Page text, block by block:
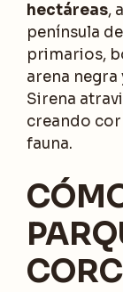
hectáreas,
península
primarios,
arena negra
Sirena
creando
fauna.